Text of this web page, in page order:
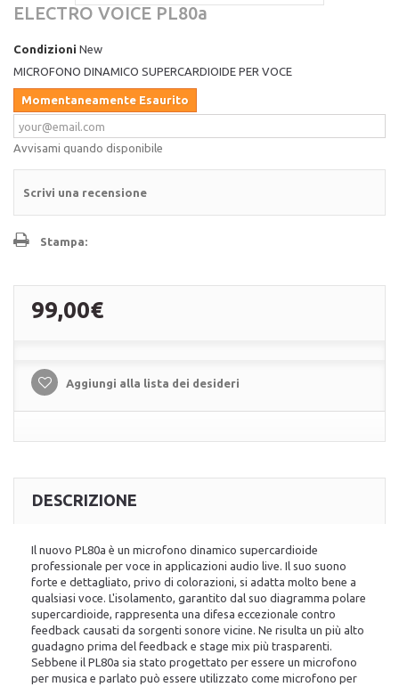
ELECTRO VOICE PL80a
Condizioni New
MICROFONO DINAMICO SUPERCARDIOIDE PER VOCE
Momentaneamente Esaurito
Avvisami quando disponibile
Scrivi una recensione
Stampa:
99,00€
Aggiungi alla lista dei desideri
DESCRIZIONE
Il nuovo PL80a è un microfono dinamico supercardioide
professionale per voce in applicazioni audio live. Il suo suono
forte e dettagliato, privo di colorazioni, si adatta molto bene a
qualsiasi voce. L'isolamento, garantito dal suo diagramma polare
supercardioide, rappresenta una difesa eccezionale contro
feedback causati da sorgenti sonore vicine. Ne risulta un più alto
guadagno prima del feedback e stage mix più trasparenti.
Sebbene il PL80a sia stato progettato per essere un microfono
per musica e parlato può essere utilizzato come microfono per